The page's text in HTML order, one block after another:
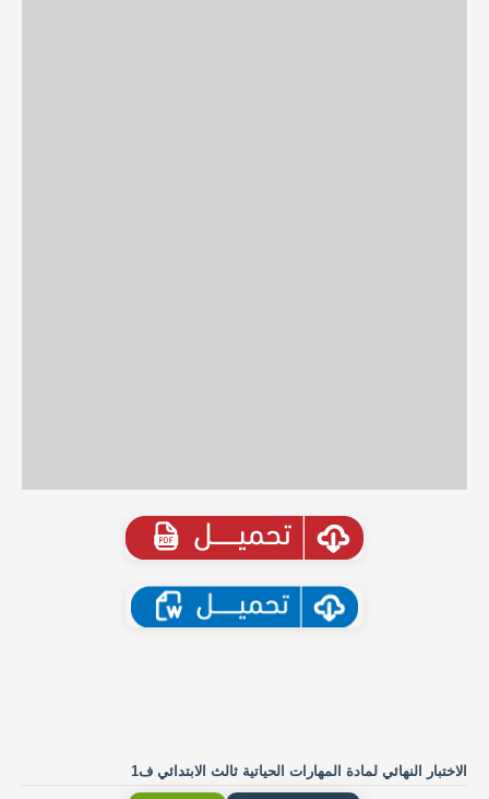
الاختبار النهائي لمادة المهارات الحياتية ثالث الابتدائي ف1